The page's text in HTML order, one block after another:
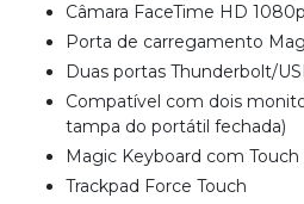
Câmara FaceTime HD 1080p
Porta de carregamento
Duas portas Thunderbolt/
Compatível com dois
tampa do portátil fechada)
Magic Keyboard com Touch
Trackpad Force Touch